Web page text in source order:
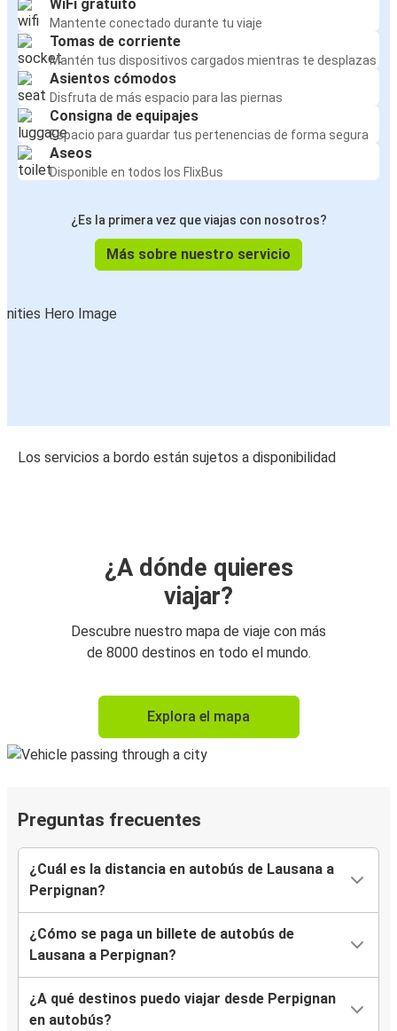
WiFi gratuito
Mantente conectado durante tu viaje
Tomas de corriente
Mantén tus dispositivos cargados mientras te desplazas
Asientos cómodos
Disfruta de más espacio para las piernas
Consigna de equipajes
Espacio para guardar tus pertenencias de forma segura
Aseos
Disponible en todos los FlixBus
¿Es la primera vez que viajas con nosotros?
Más sobre nuestro servicio
Los servicios a bordo están sujetos a disponibilidad
¿A dónde quieres
viajar?
Descubre nuestro mapa de viaje con más
de 8000 destinos en todo el mundo.
Explora el mapa
Preguntas frecuentes
¿Cuál es la distancia en autobús de Lausana a
Perpignan?
¿Cómo se paga un billete de autobús de
Lausana a Perpignan?
¿A qué destinos puedo viajar desde Perpignan
en autobús?